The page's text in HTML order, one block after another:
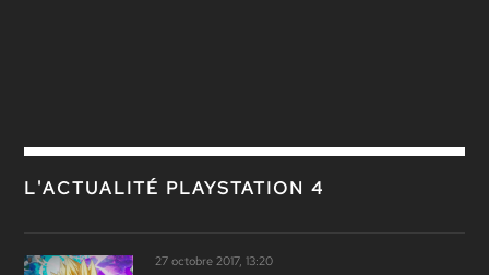
L'ACTUALITÉ PLAYSTATION 4
27 octobre 2017, 13:20